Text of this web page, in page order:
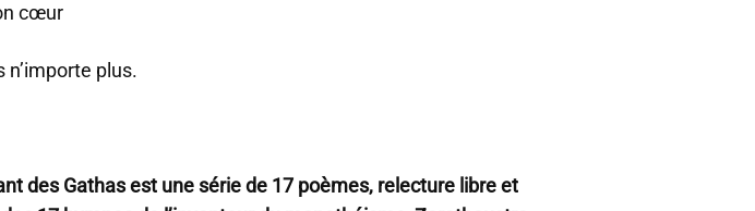
cœur
n’importe plus.
des Gathas est une série de 17 poèmes, relecture libre et